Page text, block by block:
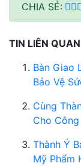
CHIA SẺ:
TIN LIÊN QUAN
Bàn Giao
Bảo Vệ
Cùng
Cho
Thành Ý
Mỹ Phẩm